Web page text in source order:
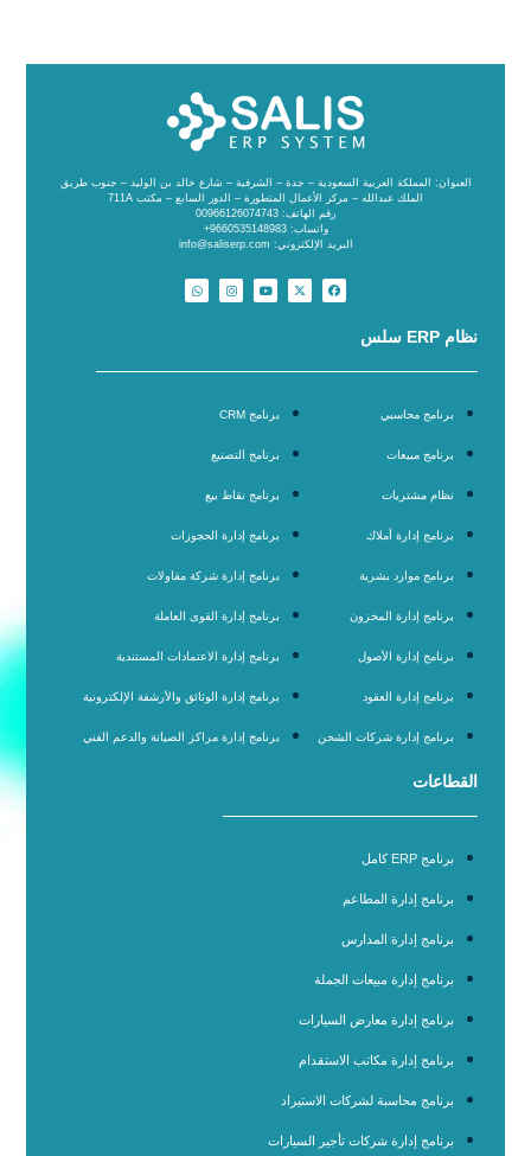
العنوان: المملكة العربية السعودية – جدة – الشرفية – شارع خالد بن الوليد – جنوب طريق
الملك عبدالله – مركز الأعمال المتطورة – الدور السابع – مكتب 711A
رقم الهاتف: 00966126074743
واتساب: 9660535148983+
البريد الإلكتروني: info@saliserp.com
نظام ERP سلس
برنامج محاسبي
برنامج مبيعات
نظام مشتريات
برنامج إدارة أملاك
برنامج موارد بشرية
برنامج إدارة المخزون
برنامج إدارة الأصول
برنامج إدارة العقود
برنامج إدارة شركات الشحن
برنامج CRM
برنامج التصنيع
برنامج نقاط بيع
برنامج إدارة الحجوزات
برنامج إدارة شركة مقاولات
برنامج إدارة القوى العاملة
برنامج إدارة الاعتمادات المستندية
برنامج إدارة الوثائق والأرشفة الإلكترونية
برنامج إدارة مراكز الصيانة والدعم الفني
القطاعات
برنامج ERP كامل
برنامج إدارة المطاعم
برنامج إدارة المدارس
برنامج إدارة مبيعات الجملة
برنامج إدارة معارض السيارات
برنامج إدارة مكاتب الاستقدام
برنامج محاسبة لشركات الاستيراد
برنامج إدارة شركات تأجير السيارات